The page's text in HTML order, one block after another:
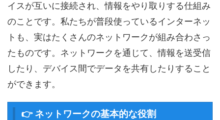
イスが互いに接続され、情報をやり取りする仕組み
のことです。私たちが普段使っているインターネッ
トも、実はたくさんのネットワークが組み合わさっ
たものです。ネットワークを通じて、情報を送受信
したり、デバイス間でデータを共有したりすること
ができます。
👉 ネットワークの基本的な役割